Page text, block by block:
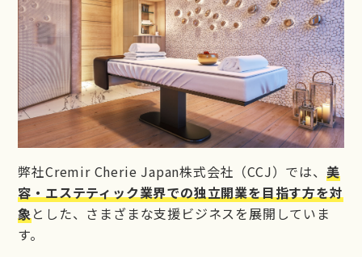
弊社Cremir Cherie Japan株式会社（CCJ）では、 美
容・エステティック業界での独立開業を目指す方を対
象 とした、さまざまな支援ビジネスを展開していま
す。